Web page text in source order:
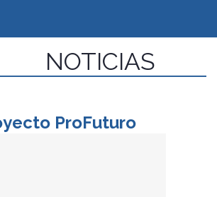
NOTICIAS
ProFuturo